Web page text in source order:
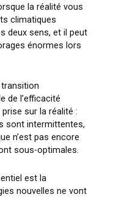
la réalité vous
climatiques
deux sens, et il peut
énormes lors
de l’efficacité
sur la réalité :
sont intermittentes,
n’est pas encore
sous-optimales.
est la
nouvelles ne vont